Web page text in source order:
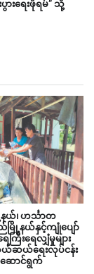
ားရေးဖိုရမ်” သို့
နယ်၊ ဟင်္သာတ
မြို့နယ်နှင့်ကျုံပျော်
ြီးရေလျှံမှုများ
ဆယ်ရေးလုပ်ငန်း
ောင်ရွက်